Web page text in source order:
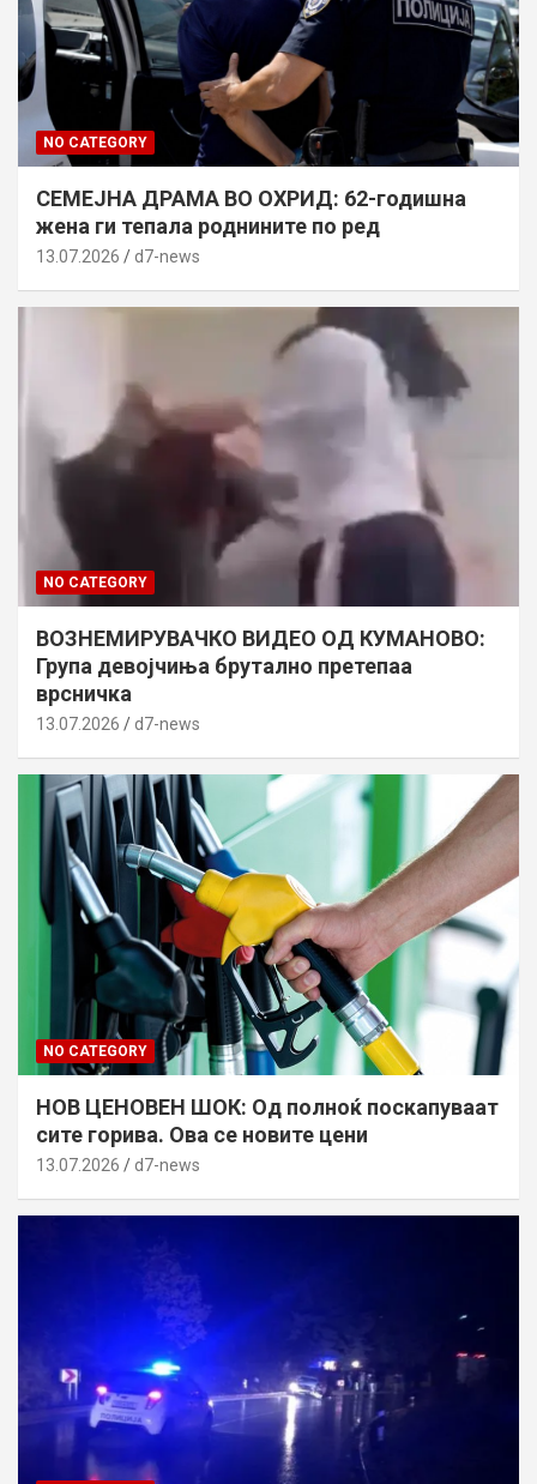
NO CATEGORY
СЕМЕЈНА ДРАМА ВО ОХРИД: 62-годишна
жена ги тепала роднините по ред
13.07.2026 d7-news
NO CATEGORY
ВОЗНЕМИРУВАЧКО ВИДЕО ОД КУМАНОВО:
Група девојчиња брутално претепаа
врсничка
13.07.2026 d7-news
NO CATEGORY
НОВ ЦЕНОВЕН ШОК: Од полноќ поскапуваат
сите горива. Ова се новите цени
13.07.2026 d7-news